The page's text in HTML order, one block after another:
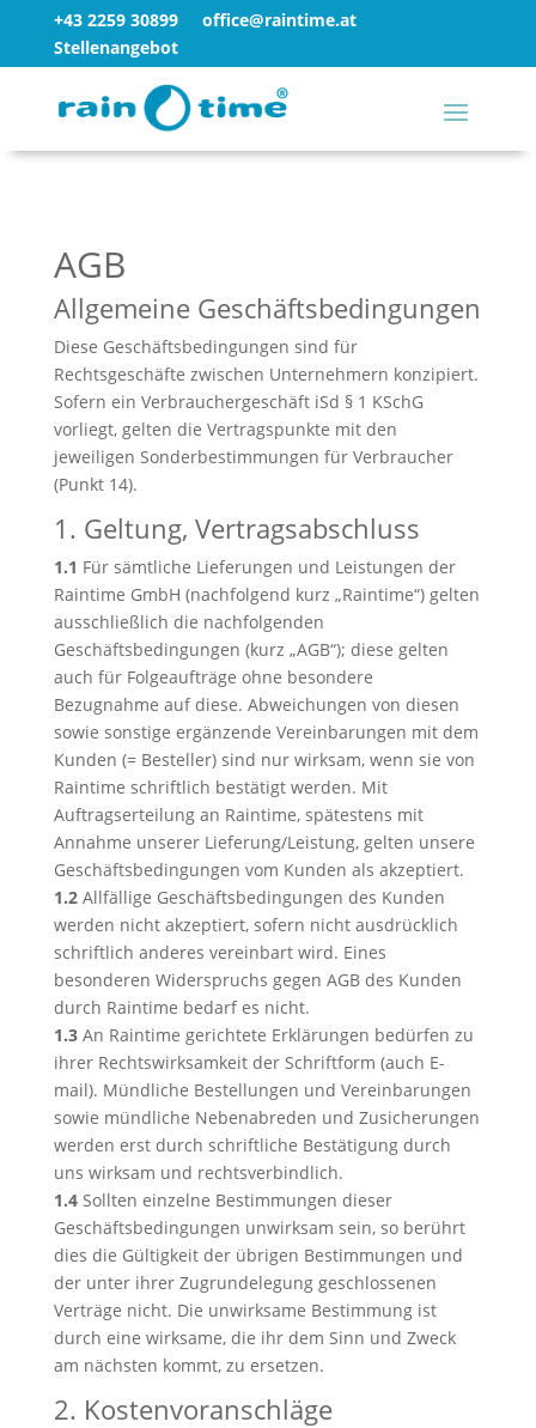
+43 2259 30899
office@raintime.at
Stellenangebot
AGB
Allgemeine Geschäftsbedingungen
Diese Geschäftsbedingungen sind für
Rechtsgeschäfte zwischen Unternehmern konzipiert.
Sofern ein Verbrauchergeschäft iSd § 1 KSchG
vorliegt, gelten die Vertragspunkte mit den
jeweiligen Sonderbestimmungen für Verbraucher
(Punkt 14).
1. Geltung, Vertragsabschluss
1.1 Für sämtliche Lieferungen und Leistungen der
Raintime GmbH (nachfolgend kurz „Raintime“) gelten
ausschließlich die nachfolgenden
Geschäftsbedingungen (kurz „AGB“); diese gelten
auch für Folgeaufträge ohne besondere
Bezugnahme auf diese. Abweichungen von diesen
sowie sonstige ergänzende Vereinbarungen mit dem
Kunden (= Besteller) sind nur wirksam, wenn sie von
Raintime schriftlich bestätigt werden. Mit
Auftragserteilung an Raintime, spätestens mit
Annahme unserer Lieferung/Leistung, gelten unsere
Geschäftsbedingungen vom Kunden als akzeptiert.
1.2Allfällige Geschäftsbedingungen des Kunden
werden nicht akzeptiert, sofern nicht ausdrücklich
schriftlich anderes vereinbart wird. Eines
besonderen Widerspruchs gegen AGB des Kunden
durch Raintime bedarf es nicht.
1.3An Raintime gerichtete Erklärungen bedürfen zu
ihrer Rechtswirksamkeit der Schriftform (auch E-
mail). Mündliche Bestellungen und Vereinbarungen
sowie mündliche Nebenabreden und Zusicherungen
werden erst durch schriftliche Bestätigung durch
uns wirksam und rechtsverbindlich.
1.4Sollten einzelne Bestimmungen dieser
Geschäftsbedingungen unwirksam sein, so berührt
dies die Gültigkeit der übrigen Bestimmungen und
der unter ihrer Zugrundelegung geschlossenen
Verträge nicht. Die unwirksame Bestimmung ist
durch eine wirksame, die ihr dem Sinn und Zweck
am nächsten kommt, zu ersetzen.
2. Kostenvoranschläge